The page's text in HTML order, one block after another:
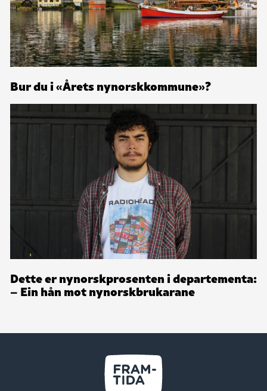
Bur du i «Årets nynorskkommune»?
Dette er nynorskprosenten i departementa:
– Ein hån mot nynorskbrukarane